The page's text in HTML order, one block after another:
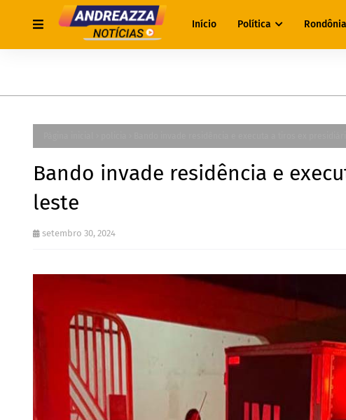
Início Política Rondônia
Bando invade residência e
leste
setembro 30, 2024